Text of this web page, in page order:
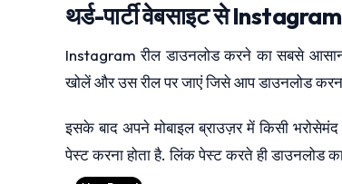
थर्ड-पार्टी वेबसाइट से
Instagram रील डाउनलोड करने का सबसे आसान
खोलें और उस रील पर जाएं जिसे आप डाउनलोड
इसके बाद अपने मोबाइल ब्राउज़र में किसी
पेस्ट करना होता है. लिंक पेस्ट करते ही डाउनलोड